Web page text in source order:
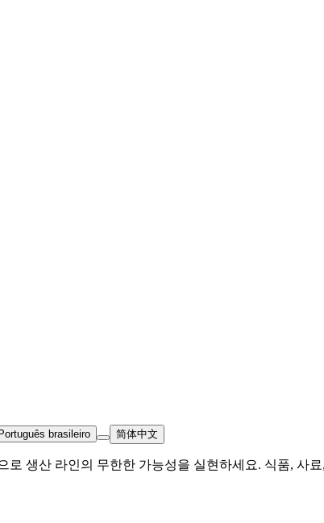
Português brasileiro 简体中文
생산 라인의 무한한 가능성을 실현하세요. 식품, 사